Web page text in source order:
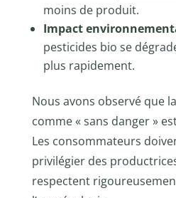
moins de produit.
Impact
pesticides bio se
plus rapidement.
Nous avons observé que
comme « sans danger »
Les consommateurs
privilégier des
respectent